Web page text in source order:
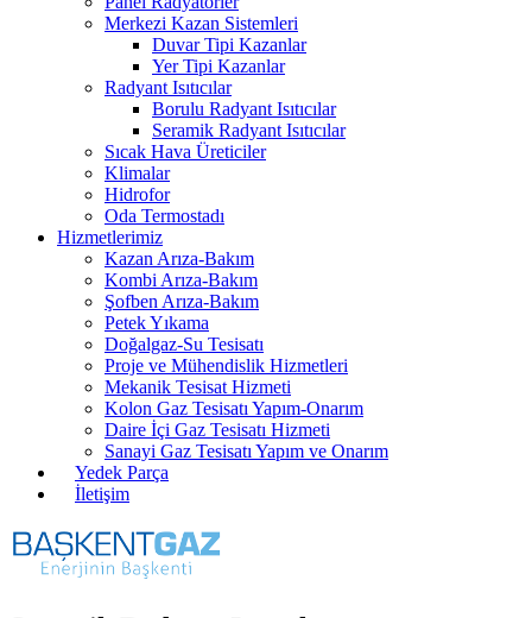
Merkezi Kazan Sistemleri
Duvar Tipi Kazanlar
Yer Tipi Kazanlar
Radyant Isıtıcılar
Borulu Radyant Isıtıcılar
Seramik Radyant Isıtıcılar
Sıcak Hava Üreticiler
Klimalar
Hidrofor
Oda Termostadı
Hizmetlerimiz
Kazan Arıza-Bakım
Kombi Arıza-Bakım
Şofben Arıza-Bakım
Petek Yıkama
Doğalgaz-Su Tesisatı
Proje ve Mühendislik Hizmetleri
Mekanik Tesisat Hizmeti
Kolon Gaz Tesisatı Yapım-Onarım
Daire İçi Gaz Tesisatı Hizmeti
Sanayi Gaz Tesisatı Yapım ve Onarım
Yedek Parça
İletişim